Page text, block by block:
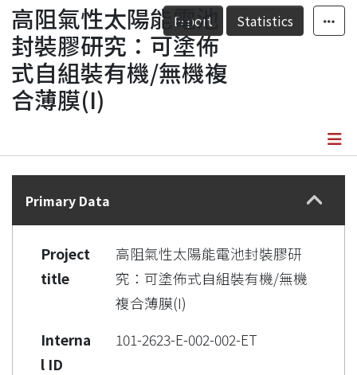
Fundings & Projects
Researchers
Organizations
Export Statistics
高阻氣性太陽能電池
封裝膠研究：可塗佈
式自組裝有機/無機複
合薄膜(I)
Details
Primary Data
Project
title
高阻氣性太陽能電池封裝膠研
究：可塗佈式自組裝有機/無機
複合薄膜(I)
Interna
l ID
101-2623-E-002-002-ET